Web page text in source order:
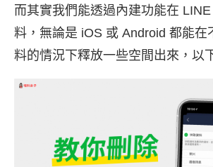
而其實我們能透過內建功能在
料，無論是 iOS 或 Android 都能在
料的情況下釋放一些空間出來，以